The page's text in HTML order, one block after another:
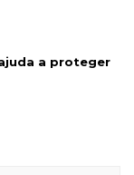
a proteger